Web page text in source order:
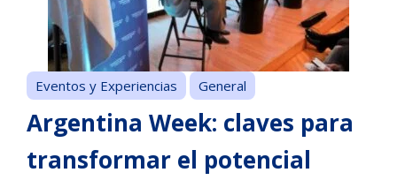
Eventos y Experiencias General
Argentina Week: claves para
transformar el potencial